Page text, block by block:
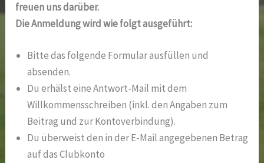
freuen uns darüber.
Die Anmeldung wird wie folgt ausgeführt:
Bitte das folgende Formular ausfüllen und
absenden.
Du erhälst eine Antwort-Mail mit dem
Willkommensschreiben (inkl. den Angaben zum
Beitrag und zur Kontoverbindung).
Du überweist den in der E-Mail angegebenen Betrag
auf das Clubkonto